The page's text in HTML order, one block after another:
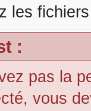
les
:
pas la
vous